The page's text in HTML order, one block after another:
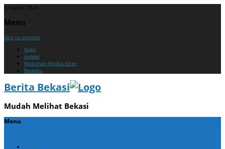
6 August 2026
Menu
Skip to content
Iklan
Indeks
Pedoman Media Siber
Redaksi
Berita Bekasi
Mudah Melihat Bekasi
Menu
Skip to content
Home